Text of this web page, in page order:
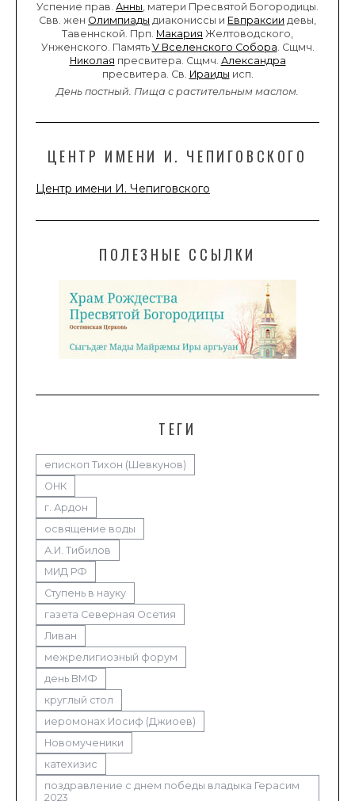
Успение прав. Анны, матери Пресвятой Богородицы.
Свв. жен Олимпиады диакониссы и Евпраксии девы,
Тавеннской. Прп. Макария Желтоводского,
Унженского. Память V Вселенского Собора. Сщмч.
Николая пресвитера. Сщмч. Александра
пресвитера. Св. Ираиды исп.
День постный. Пища с растительным маслом.
ЦЕНТР ИМЕНИ И. ЧЕПИГОВСКОГО
Центр имени И. Чепиговского
ПОЛЕЗНЫЕ ССЫЛКИ
ТЕГИ
епископ Тихон (Шевкунов)
ОНК
г. Ардон
освящение воды
А.И. Тибилов
МИД РФ
Ступень в науку
газета Северная Осетия
Ливан
межрелигиозный форум
день ВМФ
круглый стол
иеромонах Иосиф (Джиоев)
Новомученики
катехизис
поздравление с днем победы владыка Герасим
2023